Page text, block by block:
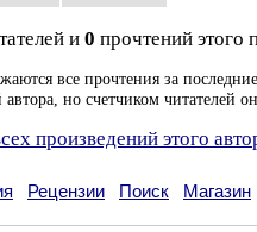
и 0 прочтений этого
все прочтения за
но счетчиком читателей
произведений этого
Рецензии Поиск Магазин